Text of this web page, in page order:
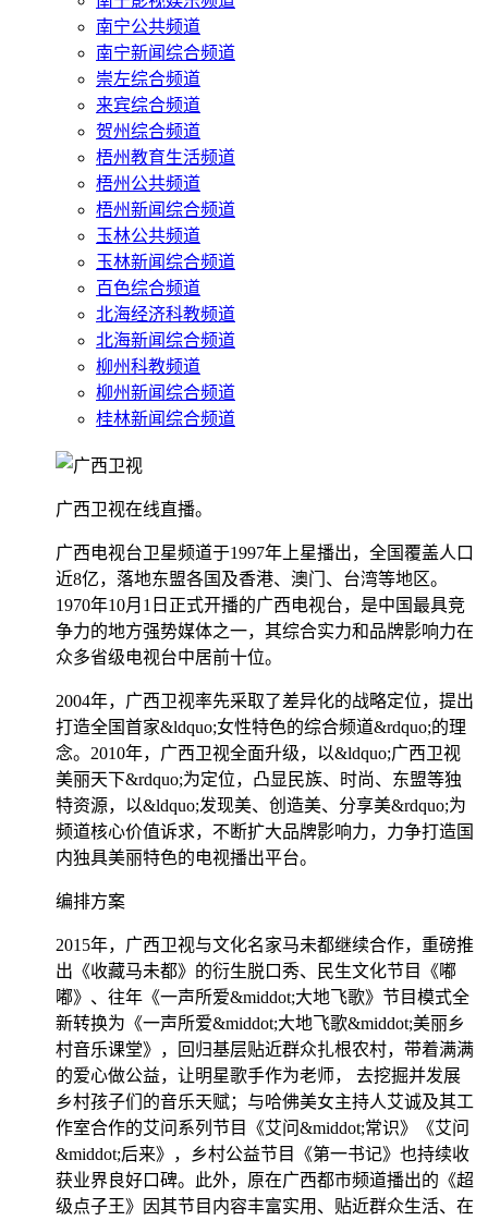
南宁公共频道
南宁新闻综合频道
崇左综合频道
来宾综合频道
贺州综合频道
梧州教育生活频道
梧州公共频道
梧州新闻综合频道
玉林公共频道
玉林新闻综合频道
百色综合频道
北海经济科教频道
北海新闻综合频道
柳州科教频道
柳州新闻综合频道
桂林新闻综合频道
广西卫视在线直播。
广西电视台卫星频道于1997年上星播出，全国覆盖人口
近8亿，落地东盟各国及香港、澳门、台湾等地区。
1970年10月1日正式开播的广西电视台，是中国最具竞
争力的地方强势媒体之一，其综合实力和品牌影响力在
众多省级电视台中居前十位。
2004年，广西卫视率先采取了差异化的战略定位，提出
打造全国首家&ldquo;女性特色的综合频道&rdquo;的理
念。2010年，广西卫视全面升级，以&ldquo;广西卫视
美丽天下&rdquo;为定位，凸显民族、时尚、东盟等独
特资源，以&ldquo;发现美、创造美、分享美&rdquo;为
频道核心价值诉求，不断扩大品牌影响力，力争打造国
内独具美丽特色的电视播出平台。
编排方案
2015年，广西卫视与文化名家马未都继续合作，重磅推
出《收藏马未都》的衍生脱口秀、民生文化节目《嘟
嘟》、往年《一声所爱&middot;大地飞歌》节目模式全
新转换为《一声所爱&middot;大地飞歌&middot;美丽乡
村音乐课堂》，回归基层贴近群众扎根农村，带着满满
的爱心做公益，让明星歌手作为老师， 去挖掘并发展
乡村孩子们的音乐天赋；与哈佛美女主持人艾诚及其工
作室合作的艾问系列节目《艾问&middot;常识》《艾问
&middot;后来》，乡村公益节目《第一书记》也持续收
获业界良好口碑。此外，原在广西都市频道播出的《超
级点子王》因其节目内容丰富实用、贴近群众生活、在